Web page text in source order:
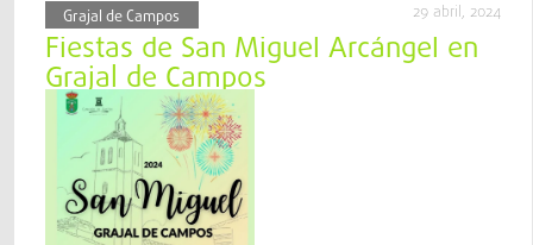
Grajal de Campos 29 abril, 2024
Fiestas de San Miguel Arcángel en
Grajal de Campos